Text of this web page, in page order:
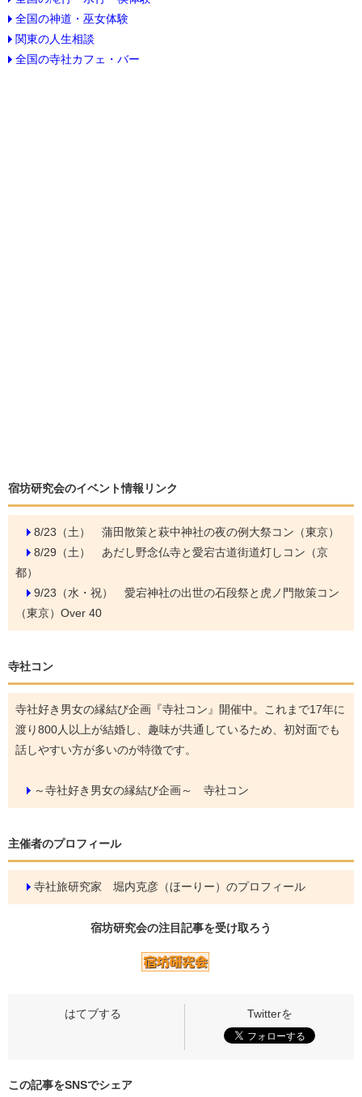
全国の神道・巫女体験
関東の人生相談
全国の寺社カフェ・バー
宿坊研究会のイベント情報リンク
8/23（土） 蒲田散策と萩中神社の夜の例大祭コン（東京）
8/29（土） あだし野念仏寺と愛宕古道街道灯しコン（京
都）
9/23（水・祝） 愛宕神社の出世の石段祭と虎ノ門散策コン
（東京）Over 40
寺社コン
寺社好き男女の縁結び企画『寺社コン』開催中。これまで17年に
渡り800人以上が結婚し、趣味が共通しているため、初対面でも
話しやすい方が多いのが特徴です。
～寺社好き男女の縁結び企画～ 寺社コン
主催者のプロフィール
寺社旅研究家 堀内克彦（ほーりー）のプロフィール
宿坊研究会の注目記事を受け取ろう
この記事をSNSでシェア